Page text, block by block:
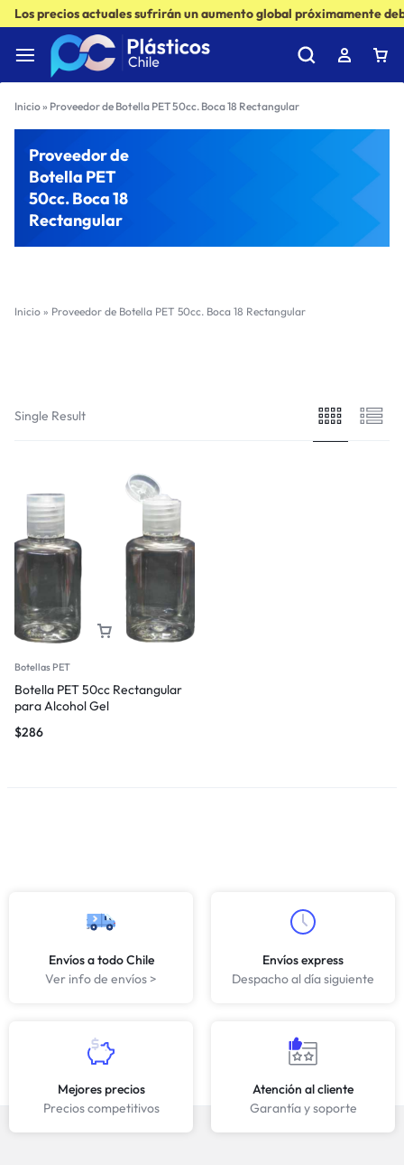
Los precios actuales sufrirán un aumento global próximamente
Inicio» Proveedor de Botella PET 50cc. Boca 18 Rectangular
Proveedor de
Botella PET
50cc. Boca 18
Rectangular
Inicio » Proveedor de Botella PET 50cc. Boca 18 Rectangular
Single Result
Botellas PET
Botella PET 50cc Rectangular
para Alcohol Gel
$286
Envíos a todo Chile
Ver info de envíos >
Envíos express
Despacho al día siguiente
Mejores precios
Precios competitivos
Atención al cliente
Garantía y soporte